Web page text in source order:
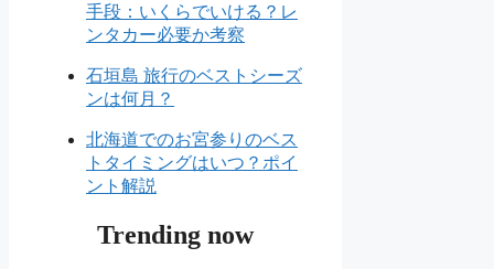
手段：いくらでいける？レ
ンタカー必要か考察
石垣島 旅行のベストシーズ
ンは何月？
北海道でのお宮参りのベス
トタイミングはいつ？ポイ
ント解説
Trending now